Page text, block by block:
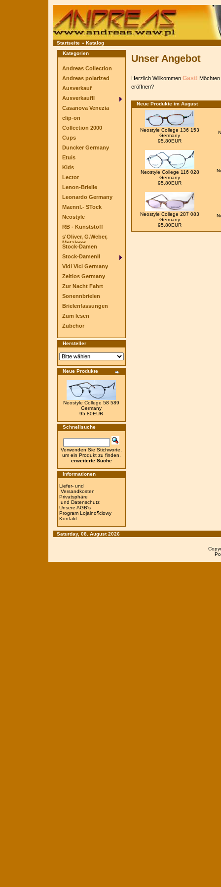
Startseite» Katalog
Kategorien
Hersteller
Neue Produkte
Neostyle College 58 589
Germany
95.80EUR
Schnellsuche
Verwenden Sie Stichworte,
um ein Produkt zu finden.
erweiterte Suche
Informationen
Liefer- und
Versandkosten
Privatsphäre
und Datenschutz
Unsere AGB's
Program Lojalno¶ciowy
Kontakt
Unser Angebot
Herzlich Willkommen Gast!
eröffnen?
Neue Produkte im August
Neostyle College 136 153
Germany
95.80EUR
Neostyle College 116 028
Germany
95.80EUR
Neostyle College 287 083
Germany
95.80EUR
Saturday, 08. August 2026
Andreas Collection
Andreas polarized
Ausverkauf
AusverkaufII
Casanova Venezia
clip-on
Collection 2000
Cups
Duncker Germany
Etuis
Kids
Lector
Lenon-Brielle
Leonardo Germany
Maennl.- STock
Neostyle
RB - Kunststoff
s'Oliver, G.Weber,
Metzlerer
Stock-Damen
Stock-DamenII
Vidi Vici Germany
Zeitlos Germany
Zur Nacht Fahrt
Sonennbrielen
Brielenfassungen
Zum lesen
Zubehör